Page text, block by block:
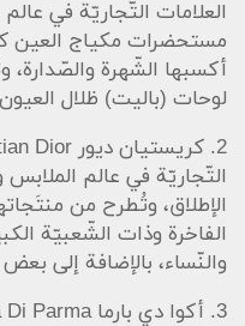
العلامات التّجاريّة في
مستحضرات مكياج العين
أكسبها الشّهرة
لوحات (باليت) ظلال العيون
التّجاريّة في عالم
الإطلاق، وتُطرح من
الفاخرة وذات الشّعبيّة
والنّساء، بالإضافة إلى